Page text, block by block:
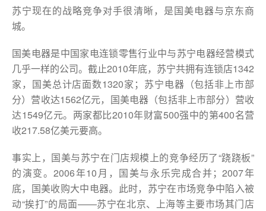
苏宁现在的战略竞争对手很清晰，是国美电器与京东商
城。
国美电器是中国家电连锁零售行业中与苏宁电器经营模式
几乎一样的公司。截止2010年底，苏宁共拥有连锁店1342
家，国美总计店面数1320家；苏宁电器（包括非上市部
分）营收达1562亿元，国美电器（包括非上市部分）营收
达1549亿元。两家都比2010年财富500强中的第400名营
收217.58亿美元要高。
事实上，国美与苏宁在门店规模上的竞争经历了“跷跷板”
的演变。2006年10月，国美与永乐完成合并；2007年
底，国美收购大中电器。此时，苏宁在市场竞争中陷入被
动“挨打”的局面——苏宁在北京、上海等主要市场其门店